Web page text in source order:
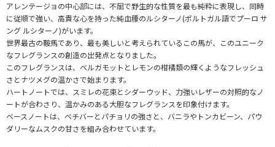
アレンテージョの中心部には、不屈で野生的な性質を最も純粋に表現し、同時
に従順で強い、高貴な心を持った純血種のルシターノ(ポルトガル語でプーロ サ
ング ルシターノ)がいます。
世界最古の鞍馬であり、最も美しいと考えられているこの馬が、このユニーク
なフレグランスの創造の出発点となりました。
このフレグランスは、ベルガモットとレモンの柑橘類の輝くようなフレッシュ
さとナツメグの温かさで始まります。
ハートノートでは、スミレの花束とシダーウッド、力強いレザーの対照的なノ
ートが合わさり、温かみのある大胆なフレグランスを印象付けます。
ベースノートは、ベチバーとパチョリの強さと、バニラやトンカビーン、パウ
ダリーなムスクの甘さを組み合わせています。